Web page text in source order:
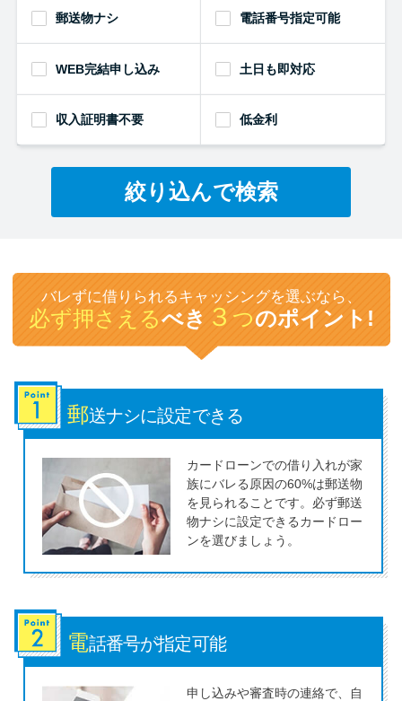
最速！最短40分で借りられるカ
ードローン
種類や特徴で探す
の理由
無利息期間を利用して利息0円で
お金を借りる3つのポイント
種類・特徴別一覧
その他コラム
今月の家賃払えない…2ヵ月目に
は解決しないと危険な理由と対
処法3つ
家賃払えないが強制退去は避け
たい…市役所に相談より賢い方
郵送物ナシ 電話番号指定可能
WEB完結申し込み 土日も即対応
収入証明書不要 低金利
絞り込んで検索
バレずに借りられるキャッシングを選ぶなら、
必ず押さえるべき ３ つのポイント!
郵送ナシに設定できる
カードローンでの借り入れが家
族にバレる原因の60%は郵送物
を見られることです。必ず郵送
物ナシに設定できるカードロー
ンを選びましょう。
電話番号が指定可能
申し込みや審査時の連絡で、自